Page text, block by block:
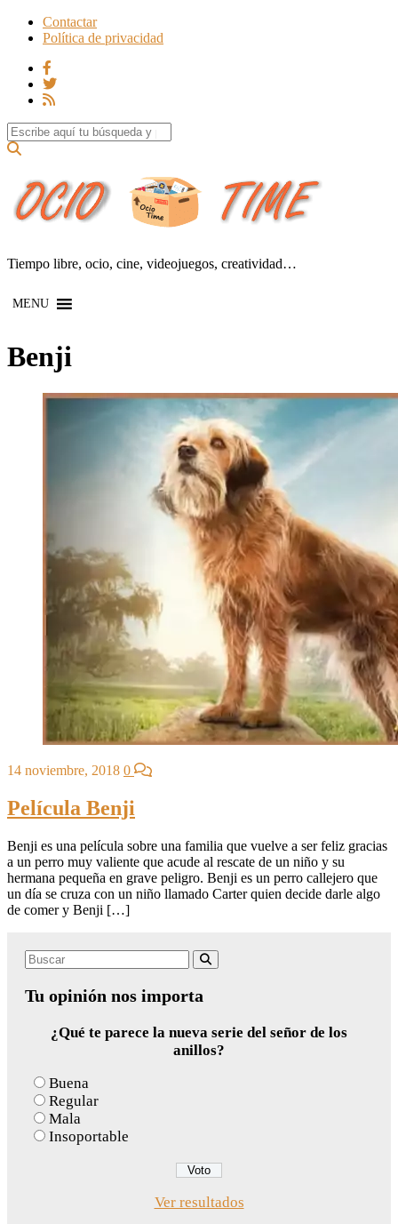
Contactar
Política de privacidad
Search for:
Tiempo libre, ocio, cine, videojuegos, creatividad…
MENU
Benji
14 noviembre, 2018 0
Película Benji
Benji es una película sobre una familia que vuelve a ser feliz gracias
a un perro muy valiente que acude al rescate de un niño y su
hermana pequeña en grave peligro. Benji es un perro callejero que
un día se cruza con un niño llamado Carter quien decide darle algo
de comer y Benji […]
Search
Tu opinión nos importa
¿Qué te parece la nueva serie del señor de los
anillos?
Buena
Regular
Mala
Insoportable
Ver resultados